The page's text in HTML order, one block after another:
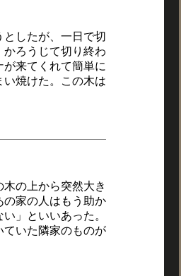
したが、一日で切
かろうじて切り終わ
来てくれて簡単に
焼けた。この木は
の上から突然大き
の家の人はもう助か
」といいあった。
ていた隣家のものが